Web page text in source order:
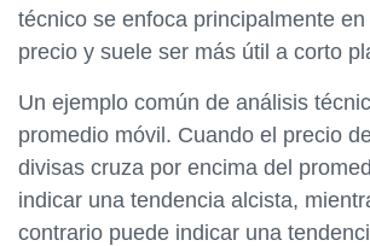
técnico se enfoca principalmente
precio y suele ser más útil a corto
Un ejemplo común de análisis
promedio móvil. Cuando el precio
divisas cruza por encima del
indicar una tendencia alcista,
contrario puede indicar una